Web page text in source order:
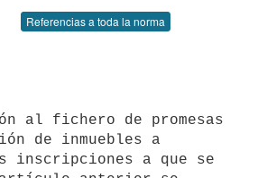
Referencias a toda la norma
al fichero de promesas
de inmuebles a
inscripciones a que se